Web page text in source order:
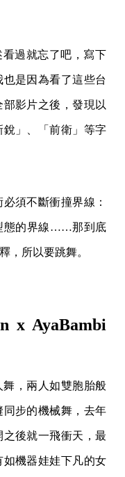
看過就忘了吧，寫下
是因為看了這些台
影片之後，發現以
銳」、「前衛」等字
須不斷衝撞界線：
態的界線……那到底
，所以要跳舞。
x AyaBambi
舞，兩人如雙胞胎般
步的機械舞，去年
後就一飛衝天，最
機器娃娃下凡的女